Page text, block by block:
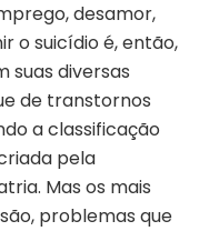
desamor,
o suicídio é, então,
suas diversas
de transtornos
a classificação
pela
Mas os mais
problemas que